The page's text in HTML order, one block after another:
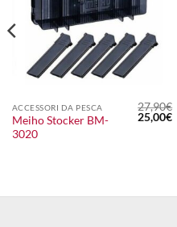
ACCESSORI DA PESCA
Meiho Stocker BM-
3020
27,90€
Il
prezzo
25,00€Il